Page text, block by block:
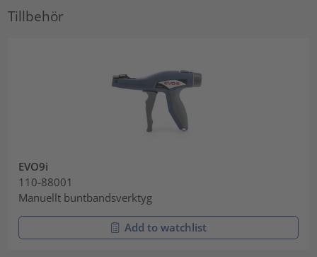
Tillbehör
EVO9i
110-88001
Manuellt buntbandsverktyg
Add to watchlist